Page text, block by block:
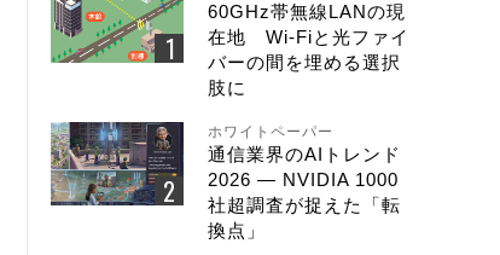
60GHz帯無線LANの現
在地 Wi-Fiと光ファイ
バーの間を埋める選択
肢に
ホワイトペーパー
通信業界のAIトレンド
2026 ― NVIDIA 1000
社超調査が捉えた「転
換点」